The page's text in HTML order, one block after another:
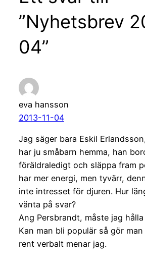
”Nyhetsbrev
04”
eva hansson
2013-11-04
Jag säger bara Eskil
har ju småbarn hemma, han
föräldraledigt och släppa fram
har mer energi, men tyvärr,
inte intresset för djuren. Hur
vänta på svar?
Ang Persbrandt, måste jag
Kan man bli populär så gör
rent verbalt menar jag.